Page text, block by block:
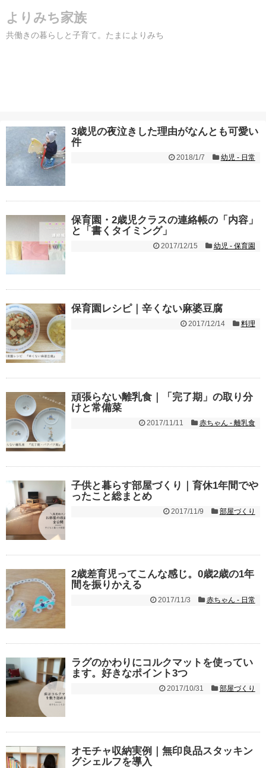
よりみち家族
共働きの暮らしと子育て。たまによりみち
3歳児の夜泣きした理由がなんとも可愛い
件
2018/1/7 幼児 - 日常
保育園・2歳児クラスの連絡帳の「内容」
と「書くタイミング」
2017/12/15 幼児 - 保育園
保育園レシピ｜辛くない麻婆豆腐
2017/12/14 料理
頑張らない離乳食｜「完了期」の取り分
けと常備菜
2017/11/11 赤ちゃん - 離乳食
子供と暮らす部屋づくり｜育休1年間でや
ったこと総まとめ
2017/11/9 部屋づくり
2歳差育児ってこんな感じ。0歳2歳の1年
間を振りかえる
2017/11/3 赤ちゃん - 日常
ラグのかわりにコルクマットを使ってい
ます。好きなポイント3つ
2017/10/31 部屋づくり
オモチャ収納実例｜無印良品スタッキン
グシェルフを導入